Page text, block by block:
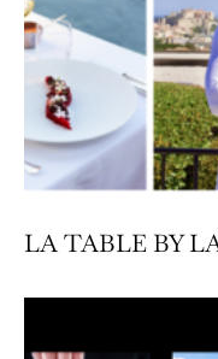
LA TABLE BY